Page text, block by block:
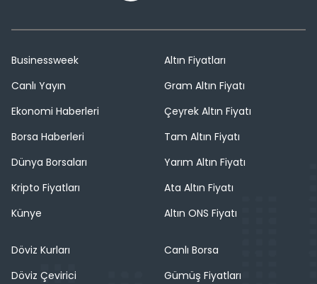
Businessweek
Canlı Yayın
Ekonomi Haberleri
Borsa Haberleri
Dünya Borsaları
Kripto Fiyatları
Künye
Altın Fiyatları
Gram Altın Fiyatı
Çeyrek Altın Fiyatı
Tam Altın Fiyatı
Yarım Altın Fiyatı
Ata Altın Fiyatı
Altın ONS Fiyatı
Döviz Kurları
Döviz Çevirici
Canlı Borsa
Gümüş Fiyatları